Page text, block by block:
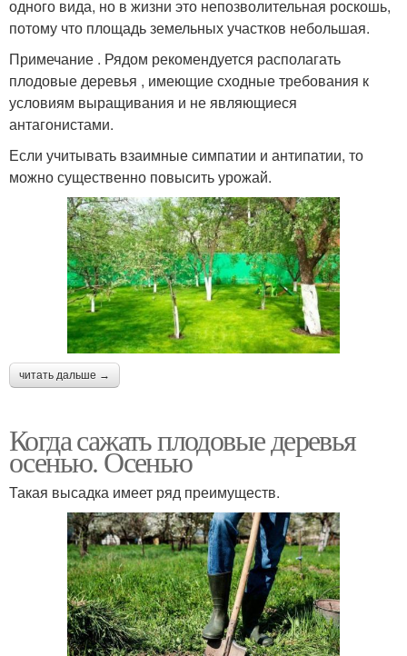
одного вида, но в жизни это непозволительная роскошь,
потому что площадь земельных участков небольшая.
Примечание . Рядом рекомендуется располагать
плодовые деревья , имеющие сходные требования к
условиям выращивания и не являющиеся
антагонистами.
Если учитывать взаимные симпатии и антипатии, то
можно существенно повысить урожай.
читать дальше →
Когда сажать плодовые деревья
осенью. Осенью
Такая высадка имеет ряд преимуществ.